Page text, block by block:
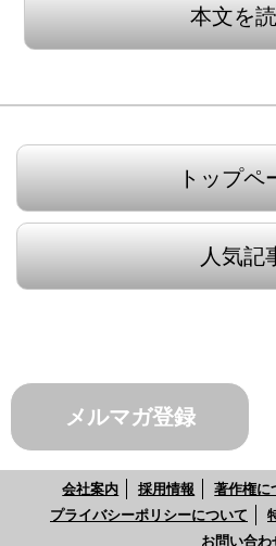
本文を
トップペ
人気記
メルマガ登録
会社案内 採用情報 著作権に
プライバシーポリシーについて
お問い合わ